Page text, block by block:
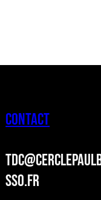
CONTACT
SSO.FR